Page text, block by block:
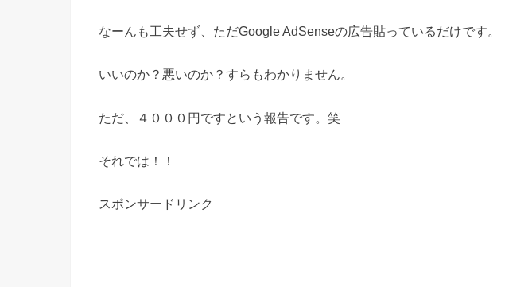
なーんも工夫せず、ただGoogle AdSenseの広告貼っているだけです。
いいのか？悪いのか？すらもわかりません。
ただ、４０００円ですという報告です。笑
それでは！！
スポンサードリンク